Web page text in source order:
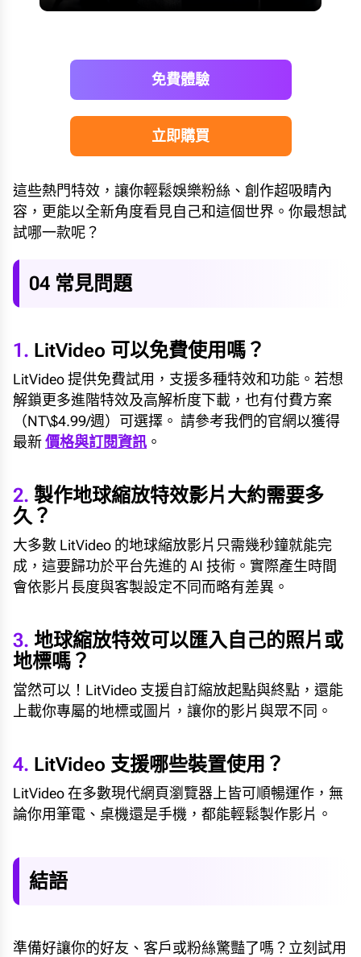
免費體驗
立即購買
這些熱門特效，讓你輕鬆娛樂粉絲、創作超吸睛內
容，更能以全新角度看見自己和這個世界。你最想試
試哪一款呢？
04 常見問題
1. LitVideo 可以免費使用嗎？
LitVideo 提供免費試用，支援多種特效和功能。若想
解鎖更多進階特效及高解析度下載，也有付費方案
（NT\$4.99/週）可選擇。 請參考我們的官網以獲得
最新價格與訂閱資訊。
2. 製作地球縮放特效影片大約需要多
久？
大多數 LitVideo 的地球縮放影片只需幾秒鐘就能完
成，這要歸功於平台先進的 AI 技術。實際產生時間
會依影片長度與客製設定不同而略有差異。
3. 地球縮放特效可以匯入自己的照片或
地標嗎？
當然可以！LitVideo 支援自訂縮放起點與終點，還能
上載你專屬的地標或圖片，讓你的影片與眾不同。
4. LitVideo 支援哪些裝置使用？
LitVideo 在多數現代網頁瀏覽器上皆可順暢運作，無
論你用筆電、桌機還是手機，都能輕鬆製作影片。
結語
準備好讓你的好友、客戶或粉絲驚豔了嗎？立刻試用